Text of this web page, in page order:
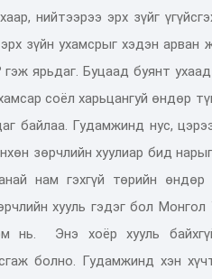
нийтээрээ эрх зүйг
зүйн ухамсрыг хэдэн арван
гэж ярьдаг. Буцаад буянт ухаад
соёл харьцангуй өндөр
байлаа. Гудамжинд нус,
зөрчлийн хуулиар бид
нам гэхгүй төрийн өндөр
хууль гэдэг бол Монгол
нь. Энэ хоёр хууль
болно. Гудамжинд хэн